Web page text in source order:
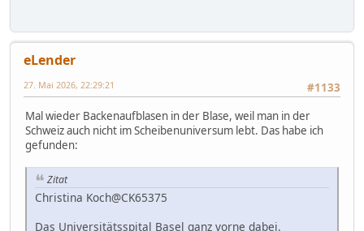
eLender
#1133
27. Mai 2026, 22:29:21
Mal wieder Backenaufblasen in der Blase, weil man in der
Schweiz auch nicht im Scheibenuniversum lebt. Das habe ich
gefunden:
Zitat
Christina Koch@CK65375
Das Universitätsspital Basel ganz vorne dabei.